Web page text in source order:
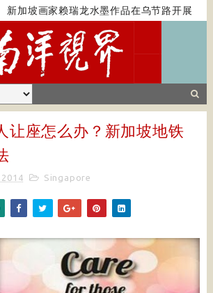
新加坡画家赖瑞龙水墨作品在乌节路开展
让座怎么办？新加坡地铁
Singapore